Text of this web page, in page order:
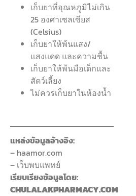
เก็บยาที่อุณหภูมิไม่เกิน
25 องศาเซลเซียส
(Celsius)
เก็บยาให้พ้นแสง/
แสงแดด และความชื้น
เก็บยาให้พ้นมือเด็กและ
สัตว์เลี้ยง
ไม่ควรเก็บยาในห้องน้ำ
แหล่งข้อมูลอ้างอิง:
– haamor.com
– เว็บพบแพทย์
เรียบเรียงข้อมูลโดย:
CHULALAKPHARMACY.COM